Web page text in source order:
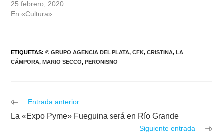
25 febrero, 2020
En «Cultura»
ETIQUETAS:© GRUPO AGENCIA DEL PLATA, CFK, CRISTINA, LA
CÁMPORA, MARIO SECCO, PERONISMO
Leer
artículos
Entrada anterior
La «Expo Pyme» Fueguina será en Río Grande
Siguiente entrada